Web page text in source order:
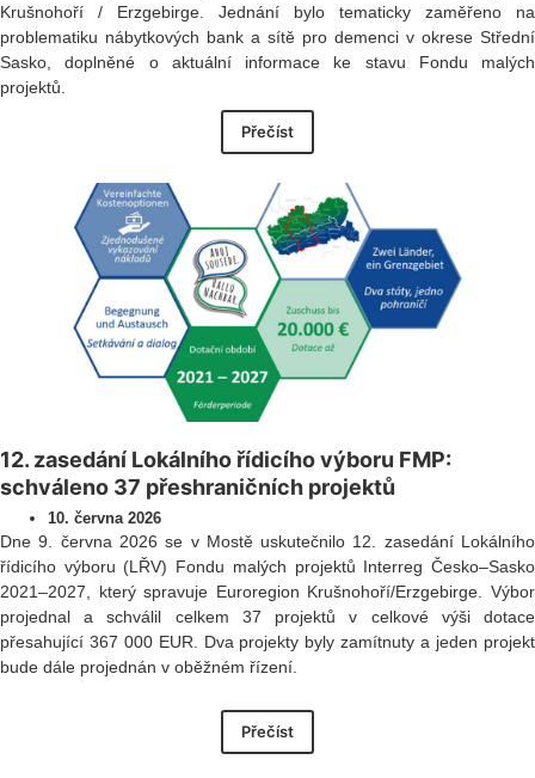
Krušnohoří / Erzgebirge. Jednání bylo tematicky zaměřeno na
problematiku nábytkových bank a sítě pro demenci v okrese Střední
Sasko, doplněné o aktuální informace ke stavu Fondu malých
projektů.
Přečíst
12. zasedání Lokálního řídicího výboru FMP:
schváleno 37 přeshraničních projektů
10. června 2026
Dne 9. června 2026 se v Mostě uskutečnilo 12. zasedání Lokálního
řídicího výboru (LŘV) Fondu malých projektů Interreg Česko–Sasko
2021–2027, který spravuje Euroregion Krušnohoří/Erzgebirge. Výbor
projednal a schválil celkem 37 projektů v celkové výši dotace
přesahující 367 000 EUR. Dva projekty byly zamítnuty a jeden projekt
bude dále projednán v oběžném řízení.
Přečíst